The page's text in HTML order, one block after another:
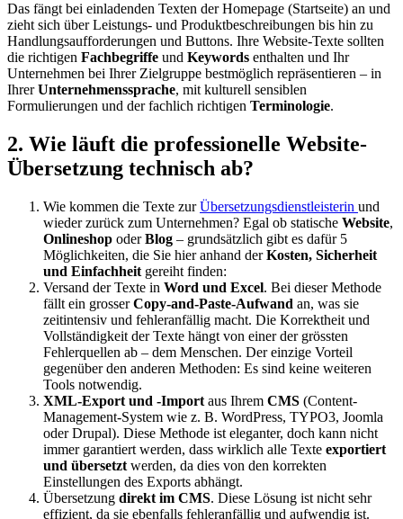
Das fängt bei einladenden Texten der Homepage (Startseite) an und
zieht sich über Leistungs- und Produktbeschreibungen bis hin zu
Handlungsaufforderungen und Buttons. Ihre Website-Texte sollten
die richtigen Fachbegriffe und Keywords enthalten und Ihr
Unternehmen bei Ihrer Zielgruppe bestmöglich repräsentieren – in
IhrerUnternehmenssprache, mit kulturell sensiblen
Formulierungen und der fachlich richtigen Terminologie.
2. Wie läuft die professionelle Website-
Übersetzung technisch ab?
Wie kommen die Texte zurÜbersetzungsdienstleisterin und
wieder zurück zum Unternehmen? Egal ob statische Website,
Onlineshop oderBlog – grundsätzlich gibt es dafür 5
Möglichkeiten, die Sie hier anhand derKosten, Sicherheit
und Einfachheit gereiht finden:
Versand der Texte in Word und Excel. Bei dieser Methode
fällt ein grosserCopy-and-Paste-Aufwand an, was sie
zeitintensiv und fehleranfällig macht. Die Korrektheit und
Vollständigkeit der Texte hängt von einer der grössten
Fehlerquellen ab – dem Menschen. Der einzige Vorteil
gegenüber den anderen Methoden: Es sind keine weiteren
Tools notwendig.
XML-Export und -Import aus Ihrem CMS (Content-
Management-System wie z. B. WordPress, TYPO3, Joomla
oder Drupal). Diese Methode ist eleganter, doch kann nicht
immer garantiert werden, dass wirklich alle Texte exportiert
und übersetzt werden, da dies von den korrekten
Einstellungen des Exports abhängt.
Übersetzung direkt im CMS. Diese Lösung ist nicht sehr
effizient, da sie ebenfalls fehleranfällig und aufwendig ist.